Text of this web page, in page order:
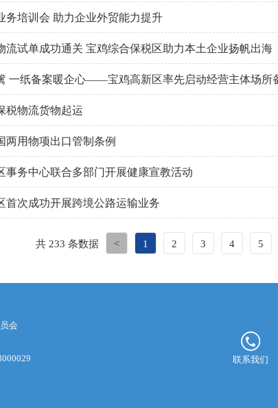
务培训会 助力企业外贸能力提升
流试单成功通关 宝鸡综合保税区助力本土企业扬帆出海
一纸备案暖企心——宝鸡高新区率先启动经营主体场所
税物流货物起运
两用物项出口管制条例
事务中心联合多部门开展健康宣教活动
首次成功开展跨境公路运输业务
共 233 条数据 < 1 2 3 4 5
会
联系我们